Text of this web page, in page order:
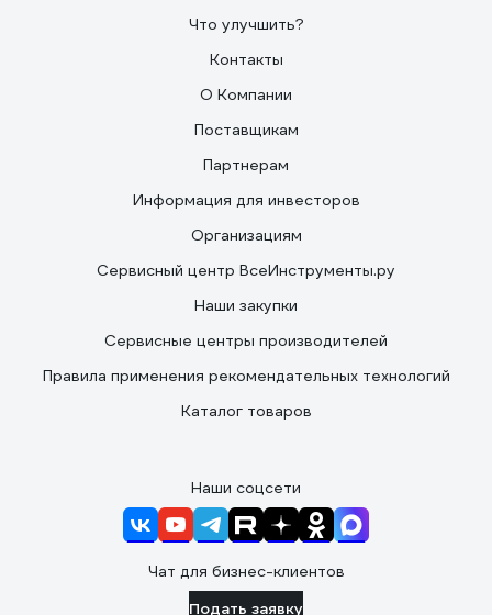
Что улучшить?
Контакты
О Компании
Поставщикам
Партнерам
Информация для инвесторов
Организациям
Сервисный центр ВсеИнструменты.ру
Наши закупки
Сервисные центры производителей
Правила применения рекомендательных технологий
Каталог товаров
Наши соцсети
Чат для бизнес-клиентов
Подать заявку